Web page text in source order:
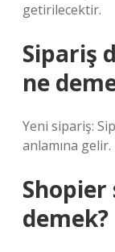
getirilecektir.
Sipariş
ne
Yeni sipariş:
anlamına gelir.
Shopier
demek?